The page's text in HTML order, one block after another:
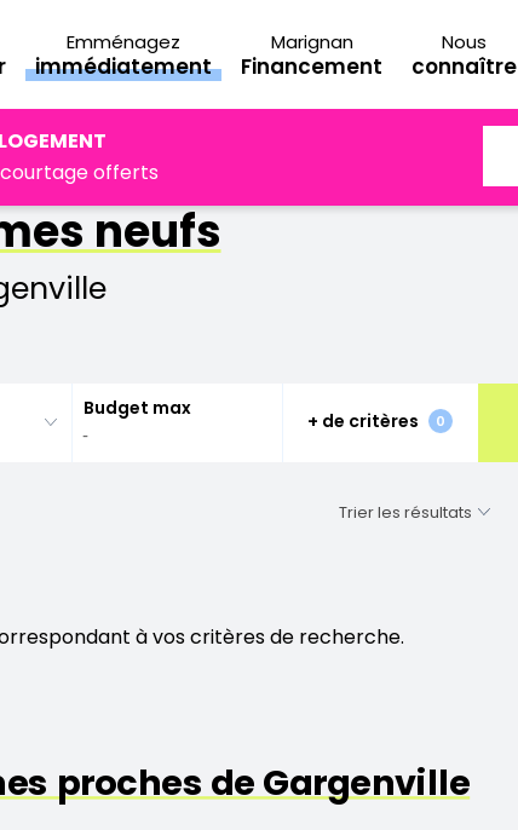
Emménagez
immédiatement
Marignan
Financement
Nous
connaître
offerts
neufs
Budget max
+ de critères 0
Fermer
à vos critères de recherche.
proches de Gargenville